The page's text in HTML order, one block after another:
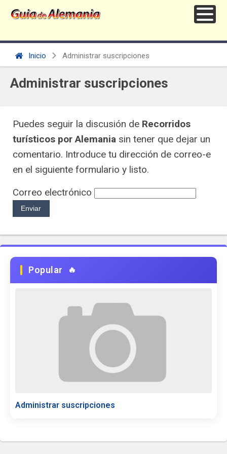
Inicio Administrar suscripciones
Administrar suscripciones
Puedes seguir la discusión de Recorridos
turísticos por Alemania sin tener que dejar un
comentario. Introduce tu dirección de correo-e
en el siguiente formulario y listo.
Correo electrónico
Popular
Administrar suscripciones